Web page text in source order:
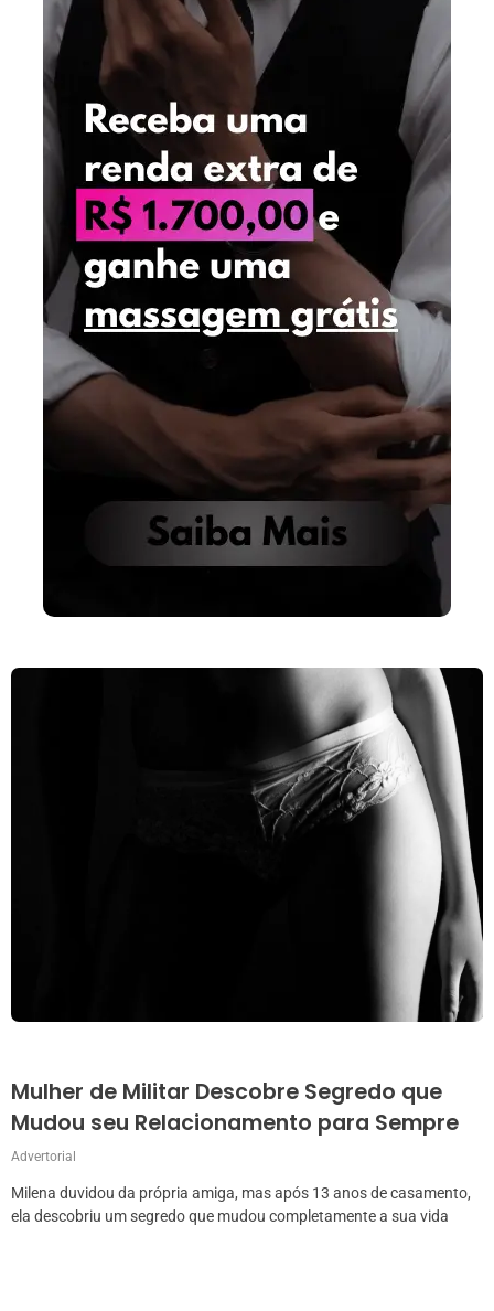
Mulher de Militar Descobre Segredo que
Mudou seu Relacionamento para Sempre
Advertorial
Milena duvidou da própria amiga, mas após 13 anos de casamento,
ela descobriu um segredo que mudou completamente a sua vida